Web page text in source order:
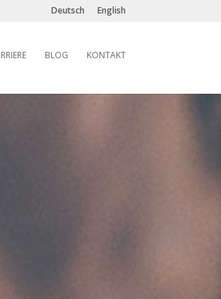
Deutsch English
BLOG KONTAKT